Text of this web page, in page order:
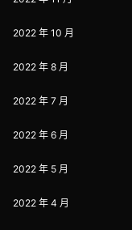
2022 年 10 月
2022 年 8 月
2022 年 7 月
2022 年 6 月
2022 年 5 月
2022 年 4 月